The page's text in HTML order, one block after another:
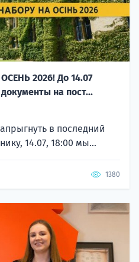
2026! До 14.07
на пост...
в последний
14.07, 18:00 мы...
1380